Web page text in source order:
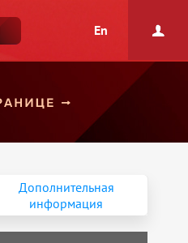
En
Дополнительная
информация